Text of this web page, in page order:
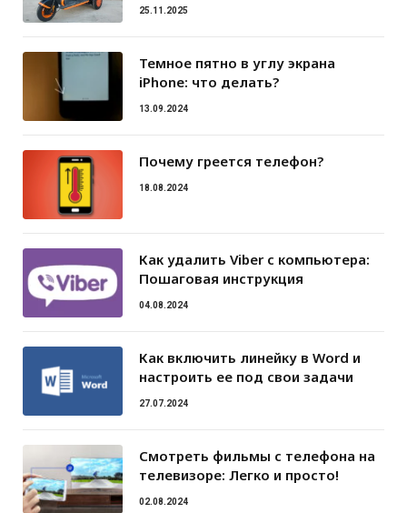
25.11.2025
Темное пятно в углу экрана
iPhone: что делать?
13.09.2024
Почему греется телефон?
18.08.2024
Как удалить Viber с компьютера:
Пошаговая инструкция
04.08.2024
Как включить линейку в Word и
настроить ее под свои задачи
27.07.2024
Смотреть фильмы с телефона на
телевизоре: Легко и просто!
02.08.2024